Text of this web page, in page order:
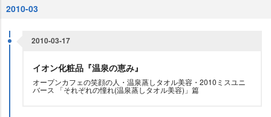
2010-03
2010-03-17
イオン化粧品『温泉の恵み』
オープンカフェの笑顔の人・温泉蒸しタオル美容・2010ミスユニ
バース 「それぞれの憧れ(温泉蒸しタオル美容)」篇